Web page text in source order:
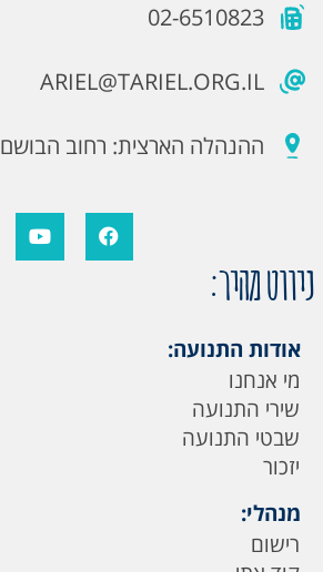
02-6510823
ARIEL@TARIEL.ORG.IL
ההנהלה הארצית: רחוב הבושם 11, גילה ירושלים
ניווט מהיר:
אודות התנועה:
מי אנחנו
שירי התנועה
שבטי התנועה
יזכור
מנהלי:
רישום